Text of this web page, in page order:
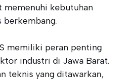
memenuhi kebutuhan
berkembang.
memiliki peran penting
industri di Jawa Barat.
teknis yang ditawarkan,